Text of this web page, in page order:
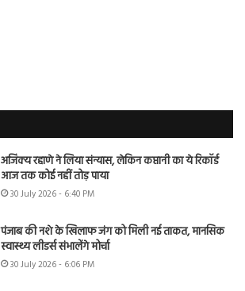
अजिंक्य रहाणे ने लिया संन्यास, लेकिन कप्तानी का ये रिकॉर्ड
आज तक कोई नहीं तोड़ पाया
30 July 2026 - 6:40 PM
पंजाब की नशे के खिलाफ जंग को मिली नई ताकत, मानसिक
स्वास्थ्य लीडर्स संभालेंगे मोर्चा
30 July 2026 - 6:06 PM